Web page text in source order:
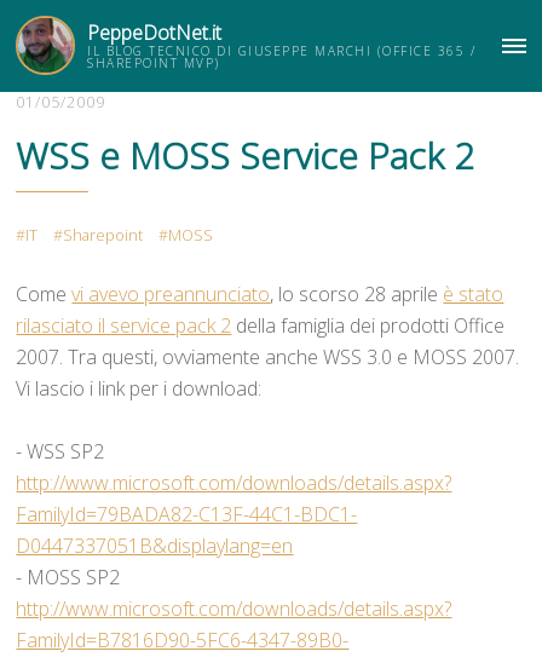
PeppeDotNet.it
IL BLOG TECNICO DI GIUSEPPE MARCHI (OFFICE 365 /
SHAREPOINT MVP)
01/05/2009
WSS e MOSS Service Pack 2
IT Sharepoint MOSS
Comevi avevo preannunciato, lo scorso 28 aprile è stato
rilasciato il service pack 2 della famiglia dei prodotti Office
2007. Tra questi, ovviamente anche WSS 3.0 e MOSS 2007.
Vi lascio i link per i download:
- WSS SP2
http://www.microsoft.com/downloads/details.aspx?
FamilyId=79BADA82-C13F-44C1-BDC1-
D0447337051B&displaylang=en
- MOSS SP2
http://www.microsoft.com/downloads/details.aspx?
FamilyId=B7816D90-5FC6-4347-89B0-